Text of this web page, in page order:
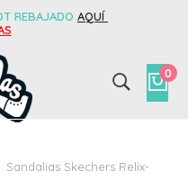
REBAJADO AQUÍ
0
Sandalias Skechers Relix-